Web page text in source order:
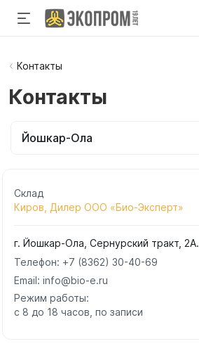
Контакты
Контакты
Йошкар-Ола
Склад
Киров, Дилер ООО «Био-Эксперт»
г. Йошкар-Ола, Сернурский тракт, 2А.
Телефон: +7 (8362) 30-40-69
Email: info@bio-e.ru
Режим работы:
с 8 до 18 часов, по записи